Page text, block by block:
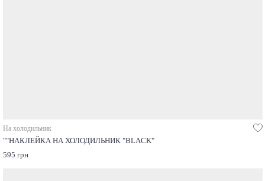
На холодильник
""НАКЛЕЙКА НА ХОЛОДИЛЬНИК "BLACK"
595 грн